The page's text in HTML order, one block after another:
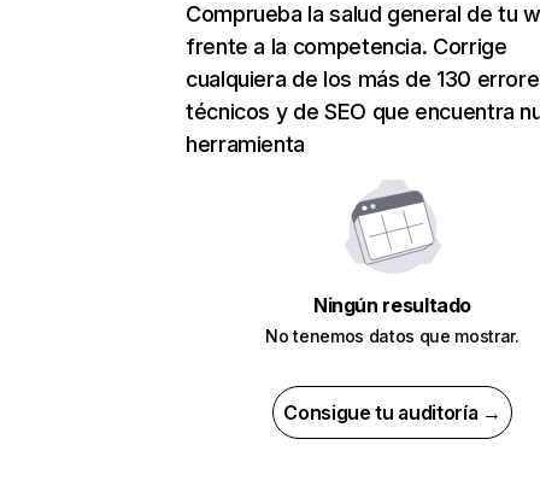
Comprueba la salud general de tu
frente a la competencia. Corrige
cualquiera de los más de 130
técnicos y de SEO que encuentra
herramienta
Ningún resultado
No tenemos datos que mostrar.
Consigue tu auditoría →